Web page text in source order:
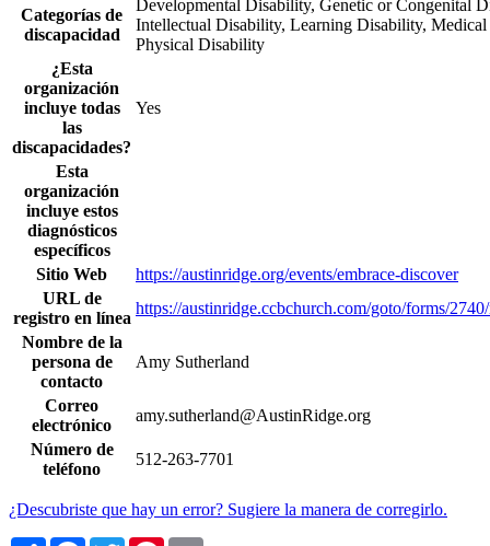
Categorías de
discapacidad
Developmental Disability, Genetic or Congenital
Intellectual Disability, Learning Disability,
Physical Disability
¿Esta
organización
incluye todas
las
discapacidades?
Yes
Esta
organización
incluye estos
diagnósticos
específicos
Sitio Web
https://austinridge.org/events/embrace-discover
URL de
registro en línea
https://austinridge.ccbchurch.com/goto/forms/
Nombre de la
persona de
contacto
Amy Sutherland
Correo
electrónico
amy.sutherland@AustinRidge.org
Número de
teléfono
512-263-7701
¿Descubriste que hay un error? Sugiere la manera de corregirlo.